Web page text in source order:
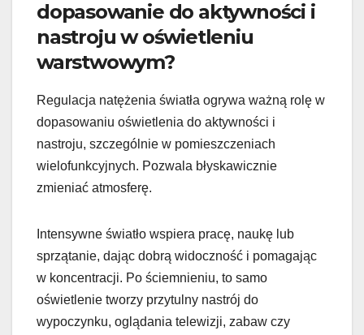
dopasowanie do aktywności i
nastroju w oświetleniu
warstwowym?
Regulacja natężenia światła ogrywa ważną rolę w
dopasowaniu oświetlenia do aktywności i
nastroju, szczególnie w pomieszczeniach
wielofunkcyjnych. Pozwala błyskawicznie
zmieniać atmosferę.
Intensywne światło wspiera pracę, naukę lub
sprzątanie, dając dobrą widoczność i pomagając
w koncentracji. Po ściemnieniu, to samo
oświetlenie tworzy przytulny nastrój do
wypoczynku, oglądania telewizji, zabaw czy